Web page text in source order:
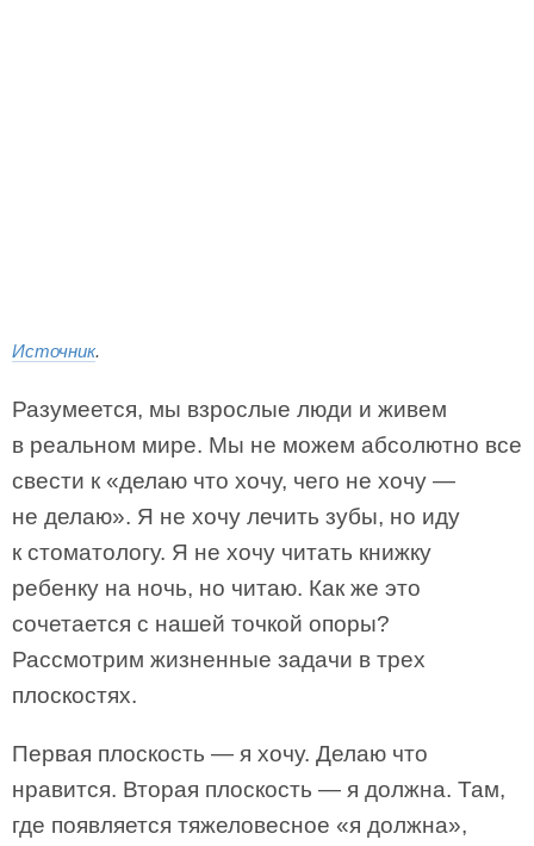
Источник.
Разумеется, мы взрослые люди и живем
в реальном мире. Мы не можем абсолютно все
свести к «делаю что хочу, чего не хочу —
не делаю». Я не хочу лечить зубы, но иду
к стоматологу. Я не хочу читать книжку
ребенку на ночь, но читаю. Как же это
сочетается с нашей точкой опоры?
Рассмотрим жизненные задачи в трех
плоскостях.
Первая плоскость — я хочу. Делаю что
нравится. Вторая плоскость — я должна. Там,
где появляется тяжеловесное «я должна»,